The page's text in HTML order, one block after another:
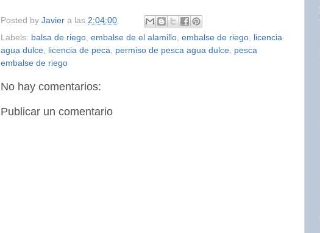
Posted by Javier a las 2:04:00
Labels: balsa de riego embalse de el alamillo embalse de riego licencia
agua dulce licencia de peca permiso de pesca agua dulce pesca
embalse de riego
No hay comentarios:
Publicar un comentario